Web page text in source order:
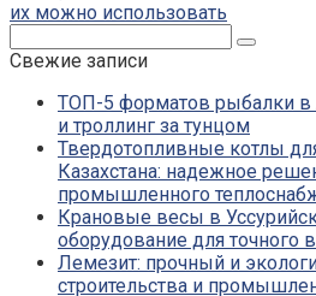
их можно использовать
Свежие записи
ТОП-5 форматов рыбалки в
и троллинг за тунцом
Твердотопливные котлы
Казахстана: надежное
промышленного
Крановые весы в
оборудование для точного
Лемезит: прочный и
строительства и